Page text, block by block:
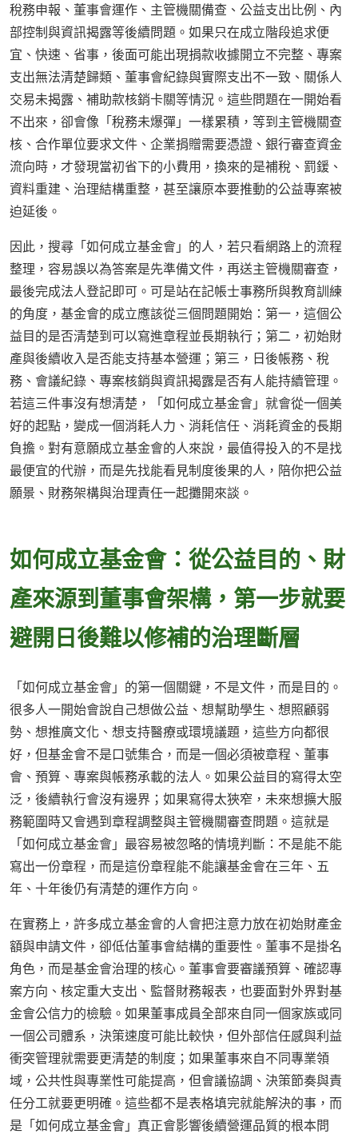
稅務申報、董事會運作、主管機關備查、公益支出比例、內
部控制與資訊揭露等後續問題。如果只在成立階段追求便
宜、快速、省事，後面可能出現捐款收據開立不完整、專案
支出無法清楚歸類、董事會紀錄與實際支出不一致、關係人
交易未揭露、補助款核銷卡關等情況。這些問題在一開始看
不出來，卻會像「稅務未爆彈」一樣累積，等到主管機關查
核、合作單位要求文件、企業捐贈需要憑證、銀行審查資金
流向時，才發現當初省下的小費用，換來的是補稅、罰鍰、
資料重建、治理結構重整，甚至讓原本要推動的公益專案被
迫延後。
因此，搜尋「如何成立基金會」的人，若只看網路上的流程
整理，容易誤以為答案是先準備文件，再送主管機關審查，
最後完成法人登記即可。可是站在記帳士事務所與教育訓練
的角度，基金會的成立應該從三個問題開始：第一，這個公
益目的是否清楚到可以寫進章程並長期執行；第二，初始財
產與後續收入是否能支持基本營運；第三，日後帳務、稅
務、會議紀錄、專案核銷與資訊揭露是否有人能持續管理。
若這三件事沒有想清楚，「如何成立基金會」就會從一個美
好的起點，變成一個消耗人力、消耗信任、消耗資金的長期
負擔。對有意願成立基金會的人來說，最值得投入的不是找
最便宜的代辦，而是先找能看見制度後果的人，陪你把公益
願景、財務架構與治理責任一起攤開來談。
如何成立基金會：從公益目的、財
產來源到董事會架構，第一步就要
避開日後難以修補的治理斷層
「如何成立基金會」的第一個關鍵，不是文件，而是目的。
很多人一開始會說自己想做公益、想幫助學生、想照顧弱
勢、想推廣文化、想支持醫療或環境議題，這些方向都很
好，但基金會不是口號集合，而是一個必須被章程、董事
會、預算、專案與帳務承載的法人。如果公益目的寫得太空
泛，後續執行會沒有邊界；如果寫得太狹窄，未來想擴大服
務範圍時又會遇到章程調整與主管機關審查問題。這就是
「如何成立基金會」最容易被忽略的情境判斷：不是能不能
寫出一份章程，而是這份章程能不能讓基金會在三年、五
年、十年後仍有清楚的運作方向。
在實務上，許多成立基金會的人會把注意力放在初始財產金
額與申請文件，卻低估董事會結構的重要性。董事不是掛名
角色，而是基金會治理的核心。董事會要審議預算、確認專
案方向、核定重大支出、監督財務報表，也要面對外界對基
金會公信力的檢驗。如果董事成員全部來自同一個家族或同
一個公司體系，決策速度可能比較快，但外部信任感與利益
衝突管理就需要更清楚的制度；如果董事來自不同專業領
域，公共性與專業性可能提高，但會議協調、決策節奏與責
任分工就要更明確。這些都不是表格填完就能解決的事，而
是「如何成立基金會」真正會影響後續營運品質的根本問